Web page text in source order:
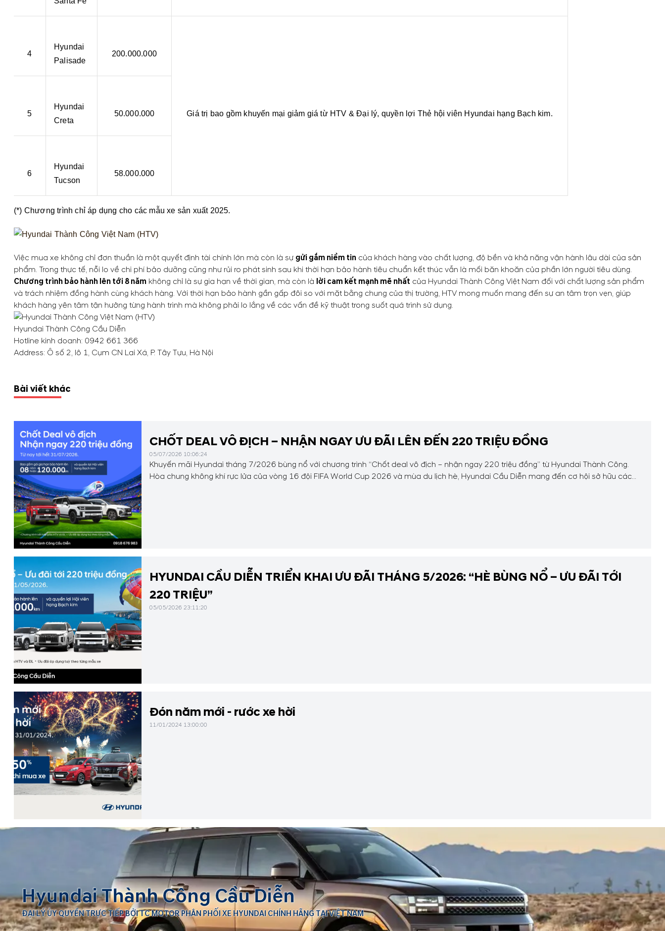
4
Hyundai
Palisade
200.000.000
Giá trị bao gồm khuyến mại giảm giá từ HTV & Đại lý, quyền lợi Thẻ hội viên Hyundai hạng Bạch kim.
5
Hyundai
Creta
50.000.000
6
Hyundai
Tucson
58.000.000
(*) Chương trình chỉ áp dụng cho các mẫu xe sản xuất 2025.
Việc mua xe không chỉ đơn thuần là một quyết định tài chính lớn mà còn là sự gửi gắm niềm tin của khách hàng vào chất lượng, độ bền và khả năng vận hành lâu dài của sản
phẩm. Trong thực tế, nỗi lo về chi phí bảo dưỡng cũng như rủi ro phát sinh sau khi thời hạn bảo hành tiêu chuẩn kết thúc vẫn là mối băn khoăn của phần lớn người tiêu dùng.
Chương trình bảo hành lên tới 8 năm không chỉ là sự gia hạn về thời gian, mà còn là lời cam kết mạnh mẽ nhất của Hyundai Thành Công Việt Nam đối với chất lượng sản phẩm
và trách nhiệm đồng hành cùng khách hàng. Với thời hạn bảo hành gần gấp đôi so với mặt bằng chung của thị trường, HTV mong muốn mang đến sự an tâm trọn vẹn, giúp
khách hàng yên tâm tận hưởng từng hành trình mà không phải lo lắng về các vấn đề kỹ thuật trong suốt quá trình sử dụng.
Hyundai Thành Công Cầu Diễn
Hotline kinh doanh: 0942 661 366
Address: Ô số 2, lô 1, Cụm CN Lai Xá, P. Tây Tựu, Hà Nội
Bài viết khác
CHỐT DEAL VÔ ĐỊCH – NHẬN NGAY ƯU ĐÃI LÊN ĐẾN 220 TRIỆU ĐỒNG
05/07/2026 10:06:24
Khuyến mãi Hyundai tháng 7/2026 bùng nổ với chương trình “Chốt deal vô địch – nhận ngay 220 triệu đồng” từ Hyundai Thành Công.
Hòa chung không khí rực lửa của vòng 16 đội FIFA World Cup 2026 và mùa du lịch hè, Hyundai Cầu Diễn mang đến cơ hội sở hữu các
HYUNDAI CẦU DIỄN TRIỂN KHAI ƯU ĐÃI THÁNG 5/2026: “HÈ BÙNG NỔ – ƯU ĐÃI TỚI
220 TRIỆU”
05/05/2026 23:11:20
Đón năm mới - rước xe hời
11/01/2024 13:00:00
Hyundai Thành Công Cầu Diễn
ĐẠI LÝ ỦY QUYỀN TRỰC TIẾP BỞI TC MOTOR PHÂN PHỐI XE HYUNDAI CHÍNH HÃNG TẠI VIỆT NAM